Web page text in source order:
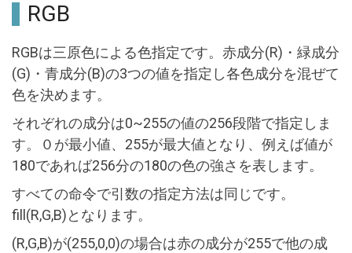
RGB
RGBは三原色による色指定です。赤成分(R)・緑成分
(G)・青成分(B)の3つの値を指定し各色成分を混ぜて
色を決めます。
それぞれの成分は0~255の値の256段階で指定しま
す。０が最小値、255が最大値となり、例えば値が
180であれば256分の180の色の強さを表します。
すべての命令で引数の指定方法は同じです。
fill(R,G,B)となります。
(R,G,B)が(255,0,0)の場合は赤の成分が255で他の成